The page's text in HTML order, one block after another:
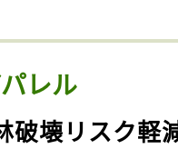
レル
破壊リスク軽